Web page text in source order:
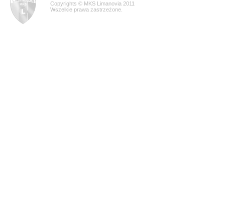
Copyrights © MKS Limanovia 2011
Wszelkie prawa zastrzeżone.